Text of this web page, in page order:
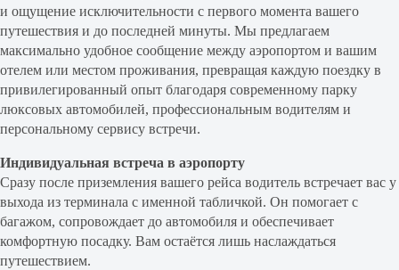
и ощущение исключительности с первого момента вашего
путешествия и до последней минуты. Мы предлагаем
максимально удобное сообщение между аэропортом и вашим
отелем или местом проживания, превращая каждую поездку в
привилегированный опыт благодаря современному парку
люксовых автомобилей, профессиональным водителям и
персональному сервису встречи.
Индивидуальная встреча в аэропорту
Сразу после приземления вашего рейса водитель встречает вас у
выхода из терминала с именной табличкой. Он помогает с
багажом, сопровождает до автомобиля и обеспечивает
комфортную посадку. Вам остаётся лишь наслаждаться
путешествием.